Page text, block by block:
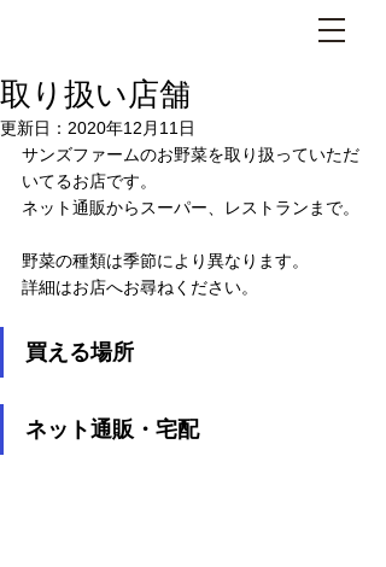
取り扱い店舗
更新日： 2020年12月11日
サンズファームのお野菜を取り扱っていただ
いてるお店です。
ネット通販からスーパー、レストランまで。
野菜の種類は季節により異なります。
詳細はお店へお尋ねください。
買える場所
ネット通販・宅配